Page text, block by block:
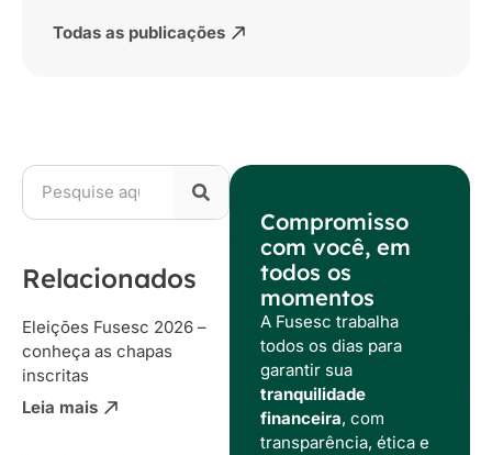
Todas as publicações
Relacionados
Eleições Fusesc 2026 –
conheça as chapas
inscritas
Leia mais
Compromisso
com você, em
todos os
momentos
A Fusesc trabalha
todos os dias para
garantir sua
tranquilidade
financeira, com
transparência, ética e